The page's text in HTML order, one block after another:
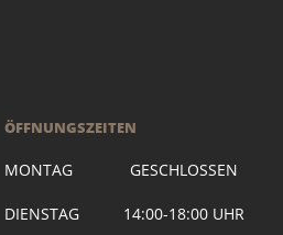
ÖFFNUNGSZEITEN
MONTAG GESCHLOSSEN
DIENSTAG 14:00-18:00 UHR